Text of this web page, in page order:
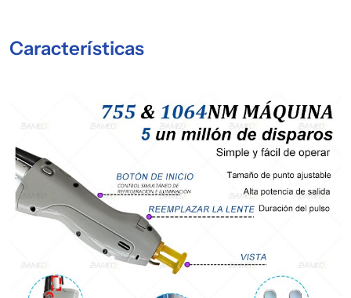
Características